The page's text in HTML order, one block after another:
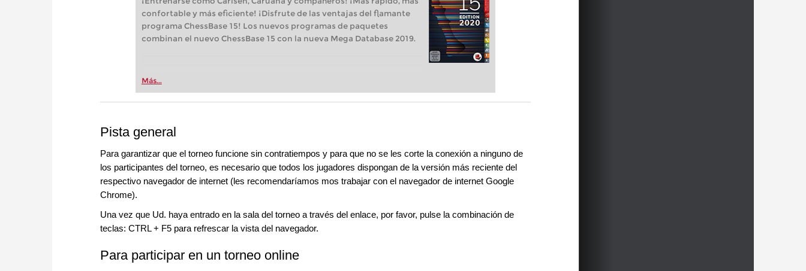
confortable y más eficiente! ¡Disfrute de las ventajas del flamante
programa ChessBase 15! Los nuevos programas de paquetes
combinan el nuevo ChessBase 15 con la nueva Mega Database 2019.
Más...
Pista general
Para garantizar que el torneo funcione sin contratiempos y para que no se les corte la conexión a ninguno de
los participantes del torneo, es necesario que todos los jugadores dispongan de la versión más reciente del
respectivo navegador de internet (les recomendaríamos mos trabajar con el navegador de internet Google
Chrome).
Una vez que Ud. haya entrado en la sala del torneo a través del enlace, por favor, pulse la combinación de
teclas: CTRL + F5 para refrescar la vista del navegador.
Para participar en un torneo online